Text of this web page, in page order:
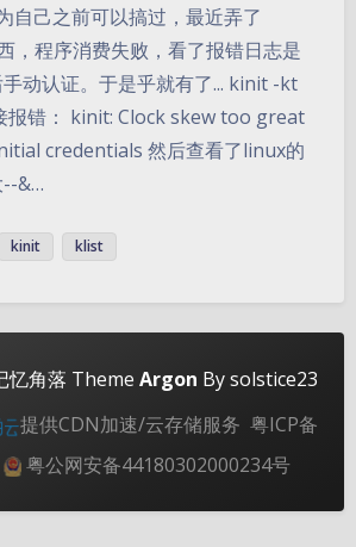
关闭 日落 暗化 灰度
自己之前可以搞过，最近弄了
，程序消费失败，看了报错日志是
动认证。于是乎就有了... kinit -kt
报错： kinit: Clock skew too great
credentials 然后查看了linux的
--&…
kinit klist
忆角落 Theme Argon By solstice23
提供CDN加速/云存储服务 粤ICP备
粤公网安备44180302000234号